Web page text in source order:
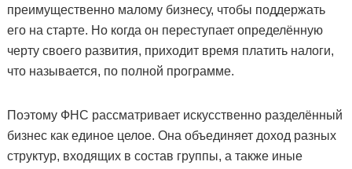
преимущественно малому бизнесу, чтобы поддержать
его на старте. Но когда он переступает определённую
черту своего развития, приходит время платить налоги,
что называется, по полной программе.
Поэтому ФНС рассматривает искусственно разделённый
бизнес как единое целое. Она объединяет доход разных
структур, входящих в состав группы, а также иные